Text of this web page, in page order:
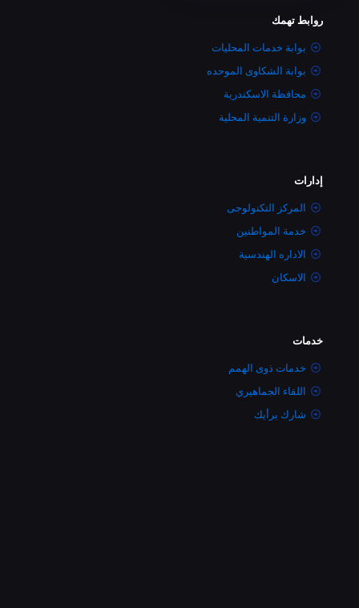
روابط تهمك
بوابة خدمات المحليات
بوابة الشكاوى الموحده
محافظة الاسكندرية
وزارة التنمية المحلية
إدارات
المركز التكنولوجى
خدمة المواطنين
الاداره الهندسية
الاسكان
خدمات
خدمات ذوى الهمم
اللقاء الجماهيري
شارك برأيك